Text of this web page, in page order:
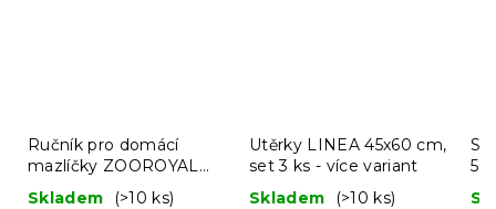
Ručník pro domácí
mazlíčky ZOOROYAL
80x35 cm šedomodrý
Skladem (>10 ks)
Utěrky LINEA 45x60 cm,
set 3 ks - více variant
Skladem
(>10 ks)